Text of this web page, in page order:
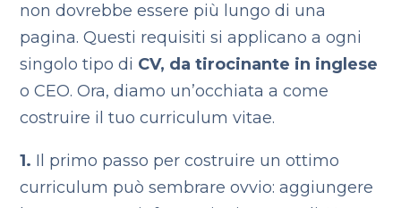
non dovrebbe essere più lungo di una
pagina. Questi requisiti si applicano a ogni
singolo tipo di CV, da tirocinante in inglese
o CEO. Ora, diamo un’occhiata a come
costruire il tuo curriculum vitae.
1. Il primo passo per costruire un ottimo
curriculum può sembrare ovvio: aggiungere